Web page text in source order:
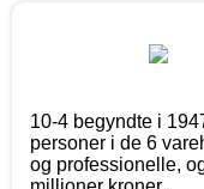
10-4 begyndte i
personer i de 6
og professionelle,